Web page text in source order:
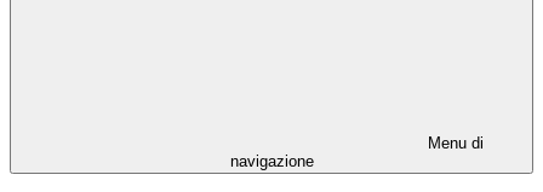
Menu di
navigazione